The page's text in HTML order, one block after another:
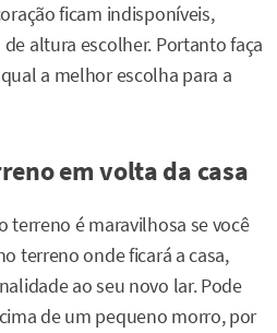
ficam indisponíveis,
altura escolher. Portanto faça
a melhor escolha para a
em volta da casa
terreno é maravilhosa se você
terreno onde ficará a casa,
ao seu novo lar. Pode
de um pequeno morro, por